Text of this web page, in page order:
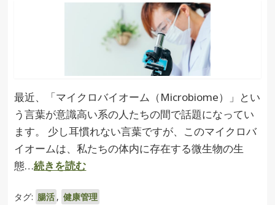
最近、「マイクロバイオーム（Microbiome）」とい
う言葉が意識高い系の人たちの間で話題になってい
ます。 少し耳慣れない言葉ですが、このマイクロバ
イオームは、私たちの体内に存在する微生物の生
態…続きを読む
タグ: 腸活 , 健康管理